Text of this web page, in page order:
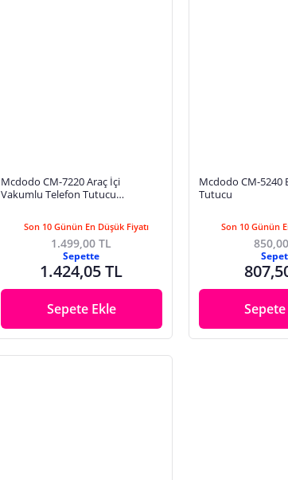
Mcdodo CM-7220 Araç İçi
Vakumlu Telefon Tutucu
Son 10 Günün En Düşük Fiyatı
1.499,00 TL
Sepette
1.424,05 TL
Sepete Ekle
Mcdodo CM-5240
Tutucu
Son 10 Günün